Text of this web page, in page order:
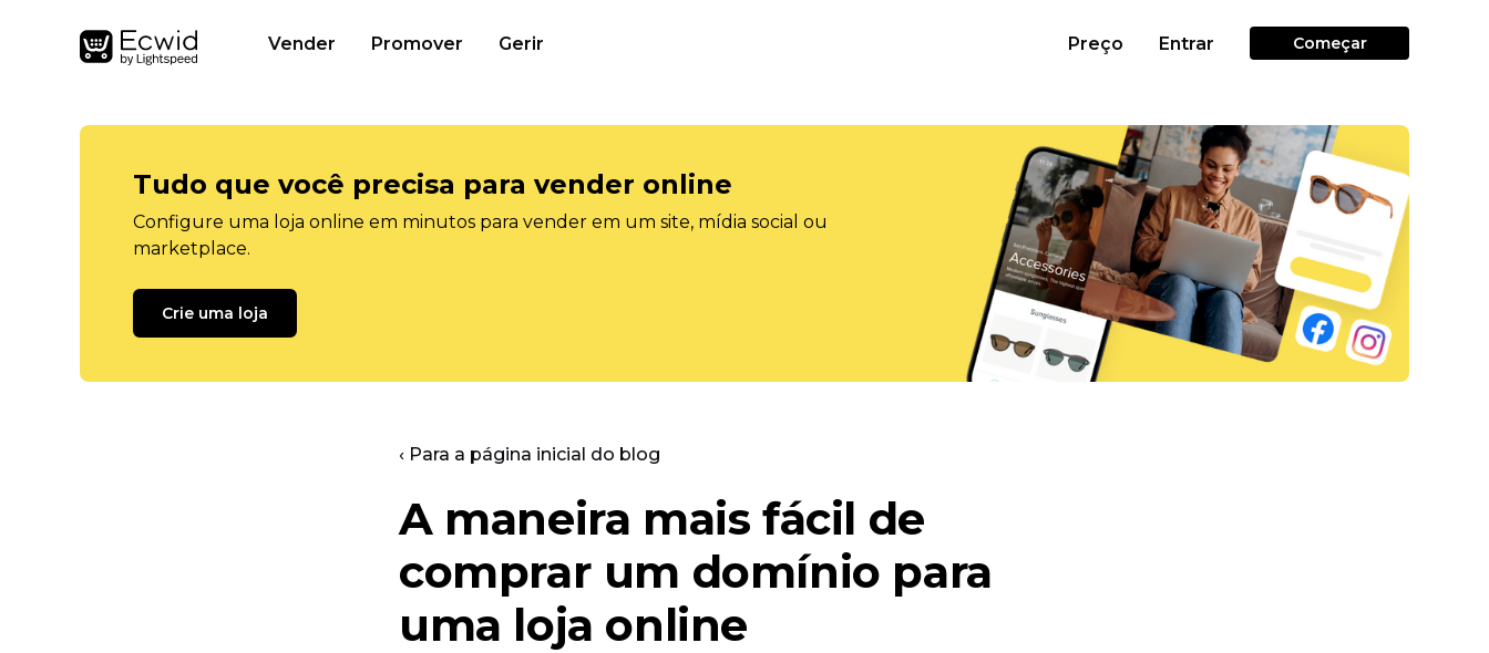
Vender Promover Gerir Preço Entrar Começar
Tudo que você precisa para vender online
Configure uma loja online em minutos para vender em um site, mídia social ou
marketplace.
Crie uma loja
‹ Para a página inicial do blog
A maneira mais fácil de
comprar um domínio para
uma loja online